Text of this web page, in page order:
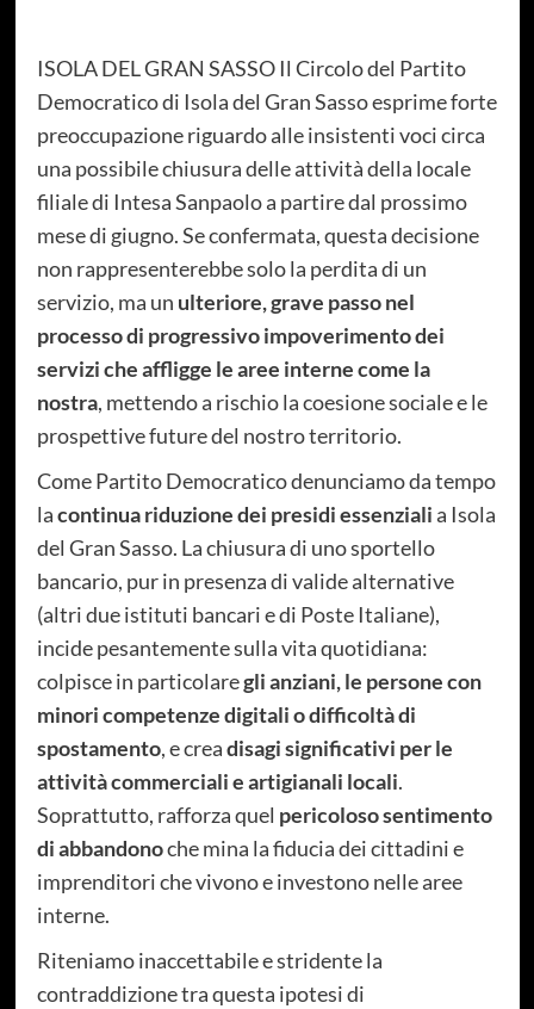
ISOLA DEL GRAN SASSO Il Circolo del Partito
Democratico di Isola del Gran Sasso esprime forte
preoccupazione riguardo alle insistenti voci circa
una possibile chiusura delle attività della locale
filiale di Intesa Sanpaolo a partire dal prossimo
mese di giugno. Se confermata, questa decisione
non rappresenterebbe solo la perdita di un
servizio, ma un ulteriore, grave passo nel
processo di progressivo impoverimento dei
servizi che affligge le aree interne come la
nostra, mettendo a rischio la coesione sociale e le
prospettive future del nostro territorio.
Come Partito Democratico denunciamo da tempo
lacontinua riduzione dei presidi essenzialia Isola
del Gran Sasso. La chiusura di uno sportello
bancario, pur in presenza di valide alternative
(altri due istituti bancari e di Poste Italiane),
incide pesantemente sulla vita quotidiana:
colpisce in particolaregli anziani, le persone con
minori competenze digitali o difficoltà di
spostamento, e creadisagi significativi per le
attività commerciali e artigianali locali.
Soprattutto, rafforza quel pericoloso sentimento
di abbandonoche mina la fiducia dei cittadini e
imprenditori che vivono e investono nelle aree
interne.
Riteniamo inaccettabile e stridente la
contraddizione tra questa ipotesi di